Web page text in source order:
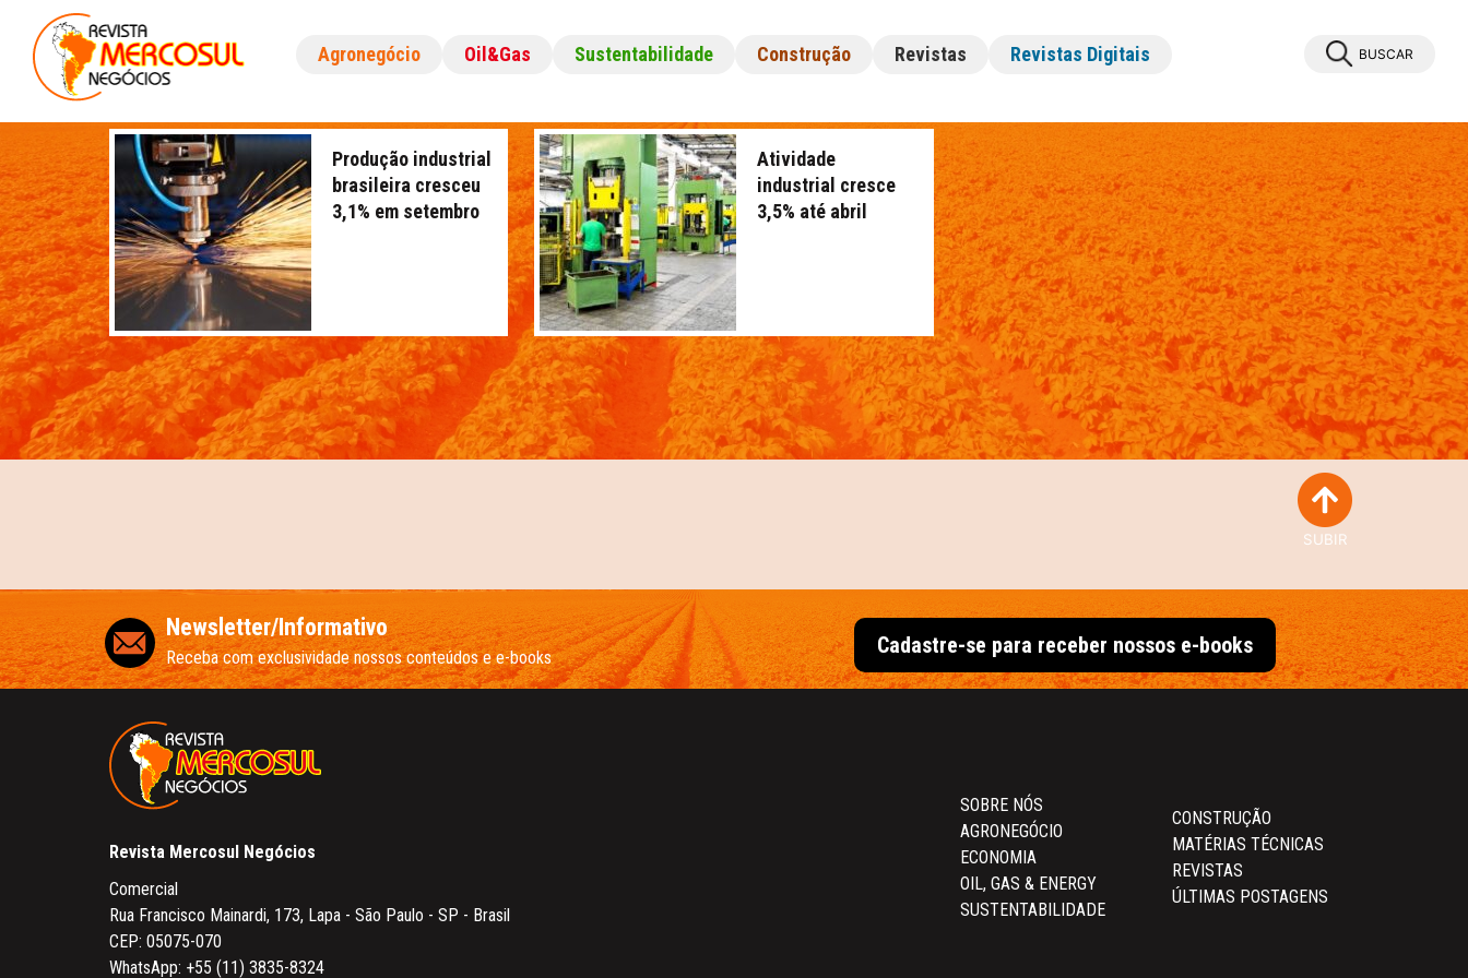
Agronegócio Oil&Gas Sustentabilidade Construção Revistas Revistas Digitais BUSCAR
Produção industrial
brasileira cresceu
3,1% em setembro
Atividade
industrial cresce
3,5% até abril
SUBIR
Newsletter/Informativo
Receba com exclusividade nossos conteúdos e e-books Cadastre-se para receber nossos e-books
Revista Mercosul Negócios
Comercial
Rua Francisco Mainardi, 173, Lapa - São Paulo - SP - Brasil
CEP: 05075-070
WhatsApp: +55 (11) 3835-8324
SOBRE NÓS
AGRONEGÓCIO
ECONOMIA
OIL, GAS & ENERGY
SUSTENTABILIDADE
CONSTRUÇÃO
MATÉRIAS TÉCNICAS
REVISTAS
ÚLTIMAS POSTAGENS